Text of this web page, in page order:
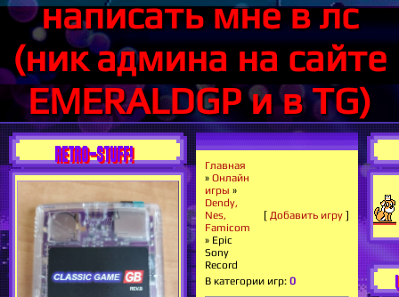
написать мне в лс
(ник админа на сайте
EMERALDGP и в TG)
RETRO-STUFF!
Главная
» Онлайн
игры »
Dendy,
Nes,
Famicom
» Epic
Sony
Record
[ Добавить игру ]
В категории игр: 0